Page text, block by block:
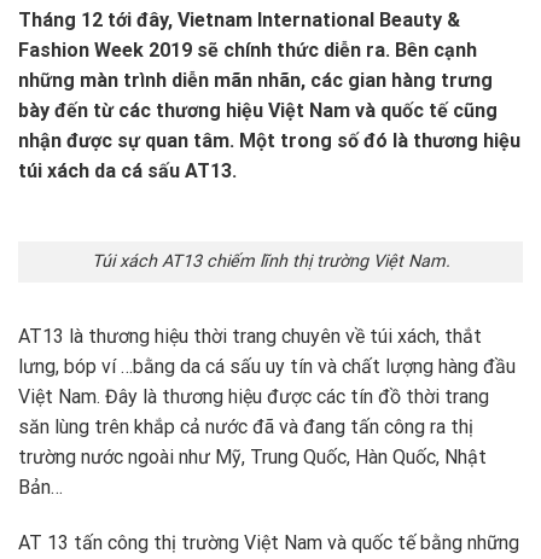
Tháng 12 tới đây, Vietnam International Beauty &
Fashion Week 2019 sẽ chính thức diễn ra. Bên cạnh
những màn trình diễn mãn nhãn, các gian hàng trưng
bày đến từ các thương hiệu Việt Nam và quốc tế cũng
nhận được sự quan tâm. Một trong số đó là thương hiệu
túi xách da cá sấu AT13.
Túi xách AT13 chiếm lĩnh thị trường Việt Nam.
AT13 là thương hiệu thời trang chuyên về túi xách, thắt
lưng, bóp ví …bằng da cá sấu uy tín và chất lượng hàng đầu
Việt Nam. Đây là thương hiệu được các tín đồ thời trang
săn lùng trên khắp cả nước đã và đang tấn công ra thị
trường nước ngoài như Mỹ, Trung Quốc, Hàn Quốc, Nhật
Bản…
AT 13 tấn công thị trường Việt Nam và quốc tế bằng những